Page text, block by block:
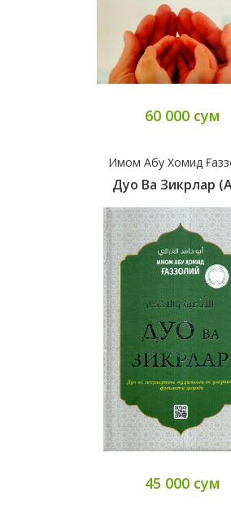
60 000 сум
Имом Абу Хомид
Дуо Ва Зикрлар
45 000 сум